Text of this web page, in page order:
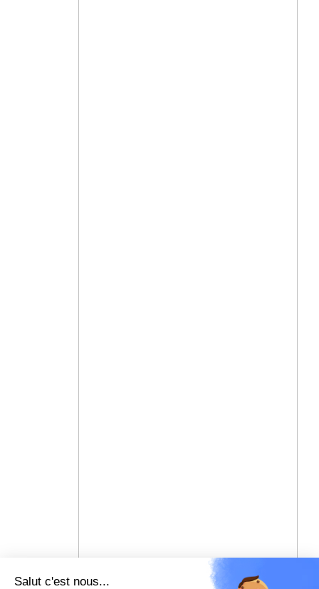
Salut c'est nous...